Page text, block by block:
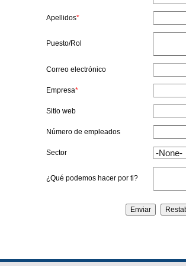
Apellidos*
Puesto/Rol
Correo electrónico
Empresa*
Sitio web
Número de empleados
Sector
¿Qué podemos hacer por ti?